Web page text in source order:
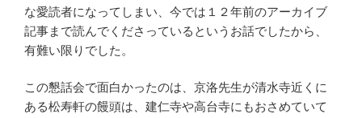
な愛読者になってしまい、今では１２年前のアーカイブ
記事まで読んでくださっているというお話でしたから、
有難い限りでした。
この懇話会で面白かったのは、京洛先生が清水寺近くに
ある松寿軒の饅頭は、建仁寺や高台寺にもおさめていて